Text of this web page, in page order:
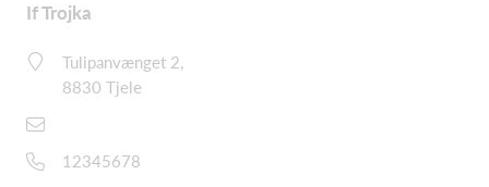
If Trojka
Tulipanvænget 2,
8830 Tjele
12345678